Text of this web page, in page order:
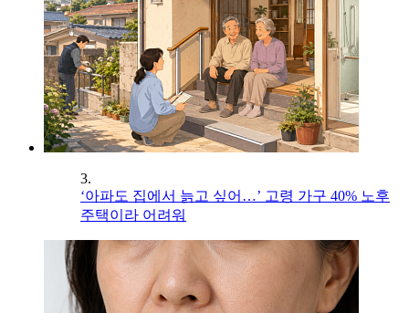
3.
‘아파도 집에서 늙고 싶어…’ 고령 가구 40% 노후
주택이라 어려워